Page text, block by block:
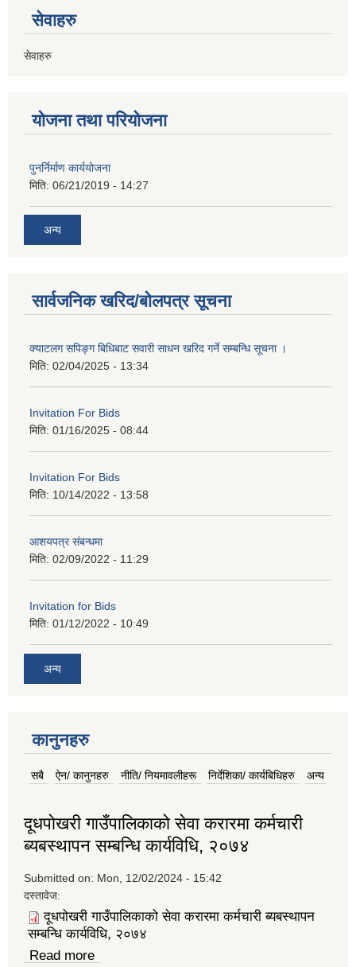
सेवाहरु
सेवाहरु
योजना तथा परियोजना
पुनर्निर्माण कार्ययोजना
मिति: 06/21/2019 - 14:27
अन्य
सार्वजनिक खरिद/बोलपत्र सूचना
क्याटलग सपिङ्ग बिधिबाट सवारी साधन खरिद गर्ने सम्बन्धि सूचना ।
मिति: 02/04/2025 - 13:34
Invitation For Bids
मिति: 01/16/2025 - 08:44
Invitation For Bids
मिति: 10/14/2022 - 13:58
आशयपत्र संबन्धमा
मिति: 02/09/2022 - 11:29
Invitation for Bids
मिति: 01/12/2022 - 10:49
अन्य
कानुनहरु
सबै (active tab)
ऐन/ कानुनहरु नीति/ नियमावलीहरू निर्देशिका/ कार्यबिधिहरु अन्य
दूधपोखरी गाउँपालिकाको सेवा करारमा कर्मचारी
ब्यबस्थापन सम्बन्धि कार्यविधि, २०७४
Submitted on: Mon, 12/02/2024 - 15:42
दस्तावेज:
दूधपोखरी गाउँपालिकाको सेवा करारमा कर्मचारी ब्यबस्थापन
सम्बन्धि कार्यविधि, २०७४
Read more